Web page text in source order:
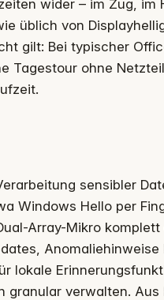
wider – im Zug, im
üblich von
gilt: Bei typischer
Tagestour ohne
sensibler
Windows Hello per
Array-Mikro
Anomaliehinweise
lokale
verwalten.